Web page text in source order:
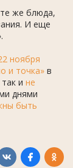
же блюда,
И еще
ноября
и точка» в
и не
днями
быть